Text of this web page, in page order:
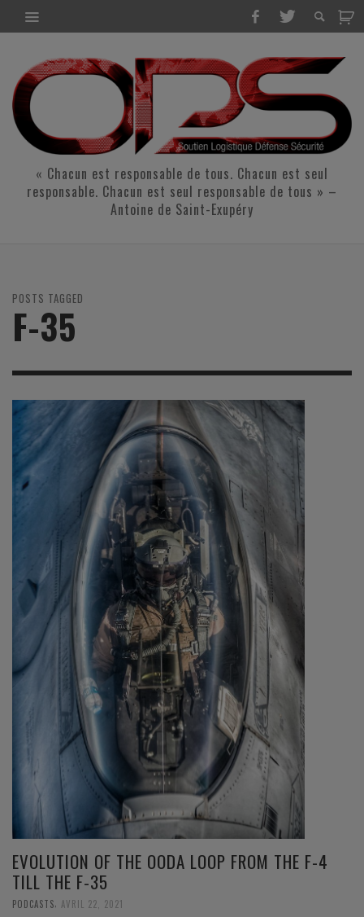
« Chacun est responsable de tous. Chacun est seul
responsable. Chacun est seul responsable de tous » –
Antoine de Saint-Exupéry
POSTS TAGGED
F-35
EVOLUTION OF THE OODA LOOP FROM THE F-4
TILL THE F-35
PODCASTS, AVRIL 22, 2021